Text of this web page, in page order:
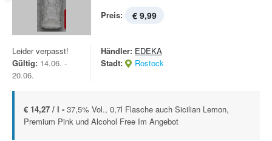
Preis: € 9,99
Leider verpasst!
Gültig: 14.06. -
20.06.
Händler: EDEKA
Stadt:
Rostock
€ 14,27 / l - 37,5% Vol., 0,7l Flasche auch Sicilian Lemon,
Premium Pink und Alcohol Free Im Angebot